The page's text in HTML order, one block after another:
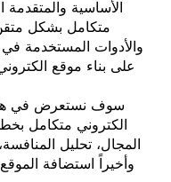
الأساسية والمتقدمة
متكامل بشكل
والأدوات المستخدمة
على بناء موقع
سوف نستعرض في هذا
الكتروني متكامل
المجال، تحليل
وأخيراً استضافة